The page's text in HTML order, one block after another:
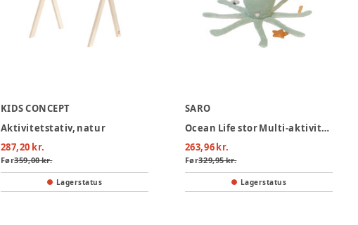
KIDS CONCEPT
Aktivitetstativ, natur
287,20 kr.
Før359,00 kr.
Lagerstatus
SARO
Ocean Life stor Multi-aktivitets plys - Mint
263,96 kr.
Før329,95 kr.
Lagerstatus